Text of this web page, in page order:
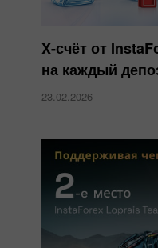
X-счёт от
на каждый
23.02.2026